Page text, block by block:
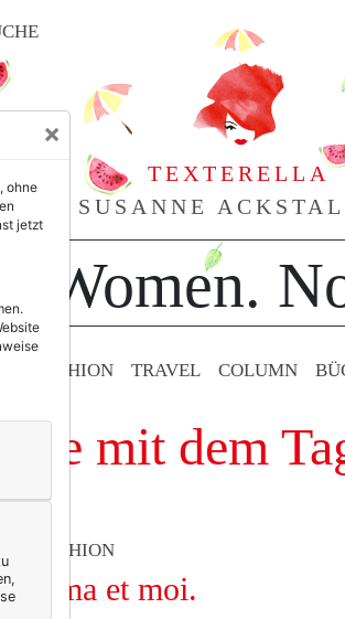
TEXTERELLA
SUSANNE
Women.
& FASHION TRAVEL COLUMN
mit dem
& FASHION
et moi.
×
ohne
jetzt